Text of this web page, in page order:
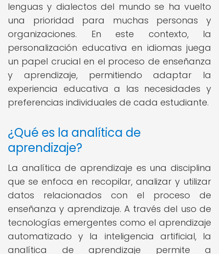
lenguas y dialectos del mundo se ha vuelto
una prioridad para muchas personas y
organizaciones. En este contexto, la
personalización educativa en idiomas juega
un papel crucial en el proceso de enseñanza
y aprendizaje, permitiendo adaptar la
experiencia educativa a las necesidades y
preferencias individuales de cada estudiante.
¿Qué es la analítica de
aprendizaje?
La analítica de aprendizaje es una disciplina
que se enfoca en recopilar, analizar y utilizar
datos relacionados con el proceso de
enseñanza y aprendizaje. A través del uso de
tecnologías emergentes como el aprendizaje
automatizado y la inteligencia artificial, la
analítica de aprendizaje permite a